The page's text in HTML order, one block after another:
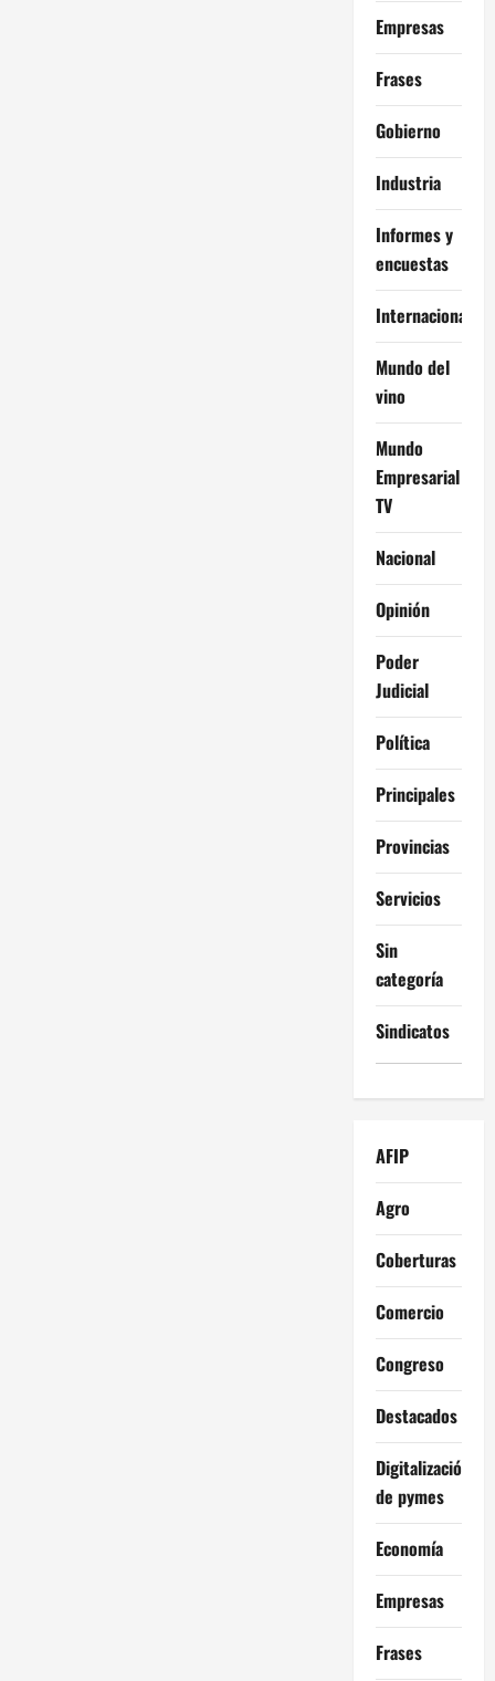
Empresas
Frases
Gobierno
Industria
Informes y
encuestas
Internacional
Mundo del
vino
Mundo
Empresarial
TV
Nacional
Opinión
Poder
Judicial
Política
Principales
Provincias
Servicios
Sin
categoría
Sindicatos
AFIP
Agro
Coberturas
Comercio
Congreso
Destacados
Digitalización
de pymes
Economía
Empresas
Frases